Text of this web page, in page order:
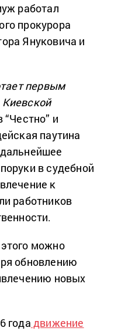
работал
прокурора
Януковича и
первым
и
паутина
в судебной
к
работников
можно
обновлению
новых
года движение